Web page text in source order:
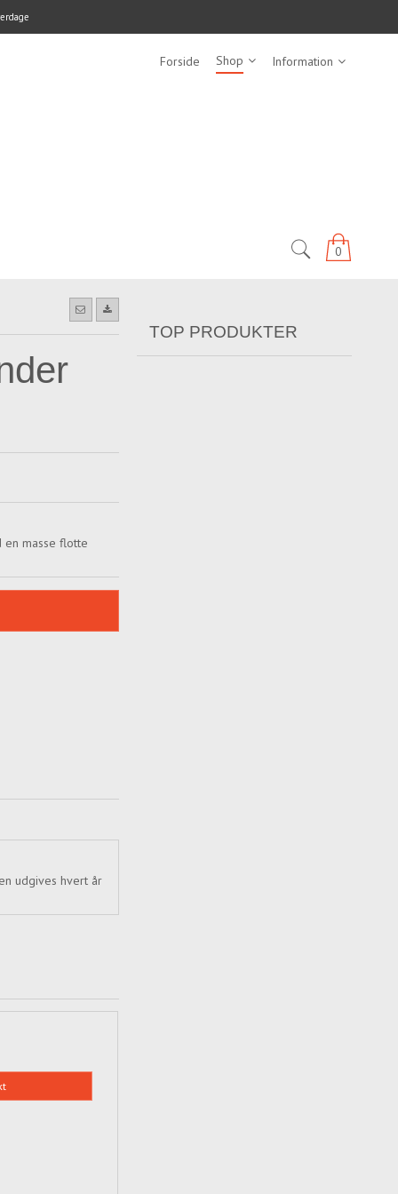
Forside Shop Information
0
masse flotte
udgives hvert år
TOP PRODUKTER